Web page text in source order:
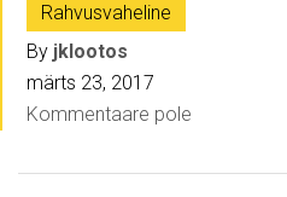
Rahvusvaheline
By jklootos
märts 23, 2017
Kommentaare pole